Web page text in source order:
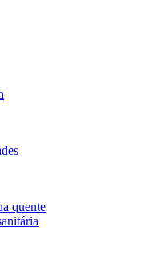
quente